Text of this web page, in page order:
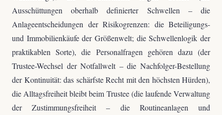
Ausschüttungen oberhalb definierter Schwellen – die
Anlageentscheidungen der Risikogrenzen: die Beteiligungs-
und Immobilienkäufe der Größenwelt; die Schwellenlogik der
praktikablen Sorte), die Personalfragen gehören dazu (der
Trustee-Wechsel der Notfallwelt – die Nachfolger-Bestellung
der Kontinuität: das schärfste Recht mit den höchsten Hürden),
die Alltagsfreiheit bleibt beim Trustee (die laufende Verwaltung
der Zustimmungsfreiheit – die Routineanlagen und